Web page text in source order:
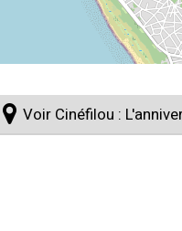
Voir Cinéfilou :